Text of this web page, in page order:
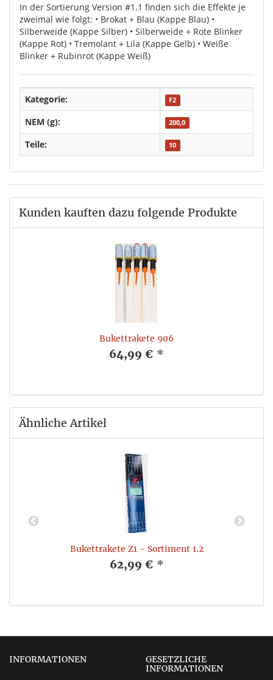
In der Sortierung Version #1.1 finden sich die Effekte je
zweimal wie folgt: • Brokat + Blau (Kappe Blau) •
Silberweide (Kappe Silber) • Silberweide + Rote Blinker
(Kappe Rot) • Tremolant + Lila (Kappe Gelb) • Weiße
Blinker + Rubinrot (Kappe Weiß)
Kategorie: F2
NEM (g): 200,0
Teile: 10
Kunden kauften dazu folgende Produkte
Bukettrakete 906
64,99 € *
Ähnliche Artikel
Bukettrakete Z1 - Sortiment 1.2
62,99 € *
INFORMATIONEN
GESETZLICHE
INFORMATIONEN